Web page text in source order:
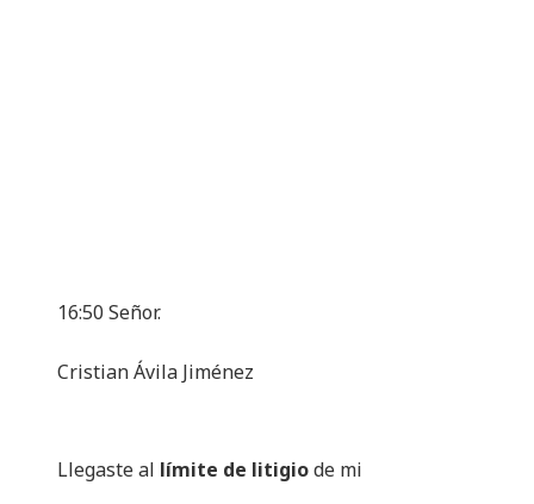
16:50 Señor.
Cristian Ávila Jiménez
Llegaste al límite de litigiode mi